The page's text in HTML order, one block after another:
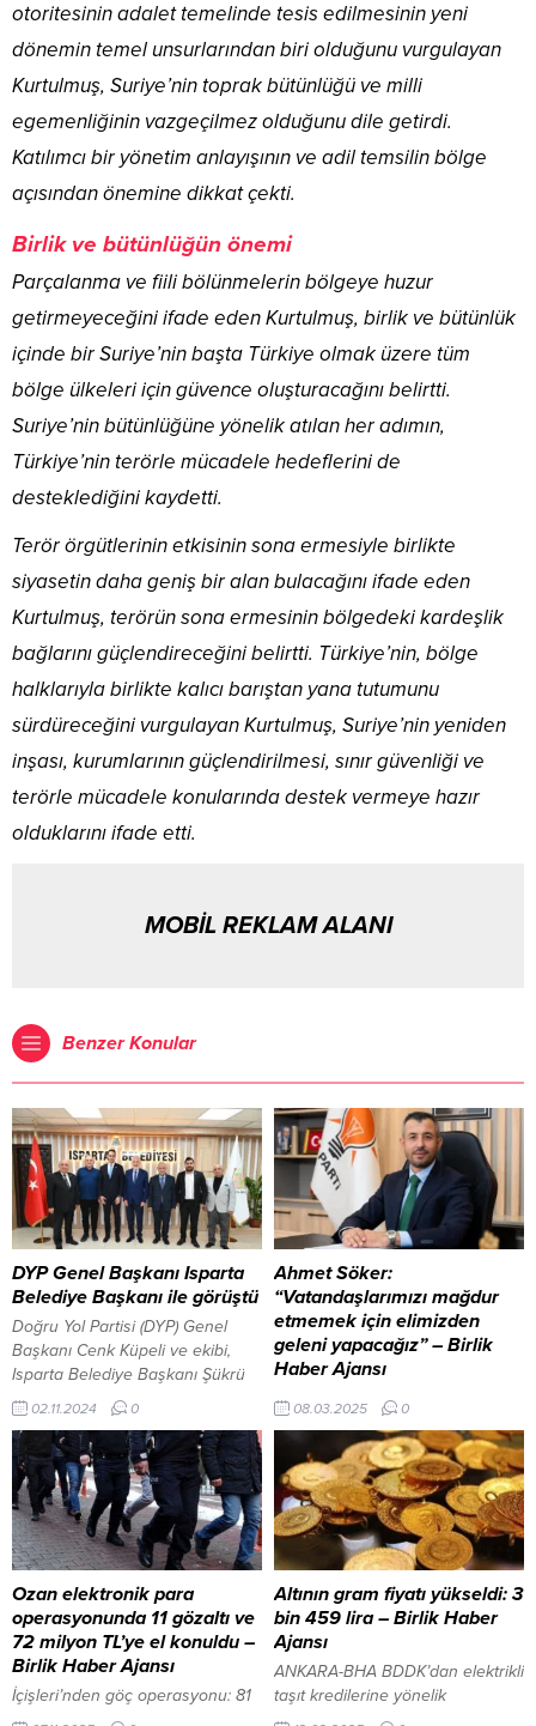
otoritesinin adalet temelinde tesis edilmesinin yeni
dönemin temel unsurlarından biri olduğunu vurgulayan
Kurtulmuş, Suriye’nin toprak bütünlüğü ve milli
egemenliğinin vazgeçilmez olduğunu dile getirdi.
Katılımcı bir yönetim anlayışının ve adil temsilin bölge
açısından önemine dikkat çekti.
Birlik ve bütünlüğün önemi
Parçalanma ve fiili bölünmelerin bölgeye huzur
getirmeyeceğini ifade eden Kurtulmuş, birlik ve bütünlük
içinde bir Suriye’nin başta Türkiye olmak üzere tüm
bölge ülkeleri için güvence oluşturacağını belirtti.
Suriye’nin bütünlüğüne yönelik atılan her adımın,
Türkiye’nin terörle mücadele hedeflerini de
desteklediğini kaydetti.
Terör örgütlerinin etkisinin sona ermesiyle birlikte
siyasetin daha geniş bir alan bulacağını ifade eden
Kurtulmuş, terörün sona ermesinin bölgedeki kardeşlik
bağlarını güçlendireceğini belirtti. Türkiye’nin, bölge
halklarıyla birlikte kalıcı barıştan yana tutumunu
sürdüreceğini vurgulayan Kurtulmuş, Suriye’nin yeniden
inşası, kurumlarının güçlendirilmesi, sınır güvenliği ve
terörle mücadele konularında destek vermeye hazır
olduklarını ifade etti.
MOBİL REKLAM ALANI
Benzer Konular
DYP Genel Başkanı Isparta
Belediye Başkanı ile görüştü
Doğru Yol Partisi (DYP) Genel
Başkanı Cenk Küpeli ve ekibi,
Isparta Belediye Başkanı Şükrü
Başdeğirmen’i ziyaret etti. 2
Kasım 2024, 14:46 yayınlandı
ISPARTA-BHA Doğru Yol Partisi
(DYP) Genel Başkanı Cenk Küpeli
ve ekibi, Isparta Belediye
Başkanı Şükrü Başdeğirmen’e...
02.11.2024 0
Ahmet Söker:
“Vatandaşlarımızı mağdur
etmemek için elimizden
geleni yapacağız” – Birlik
Haber Ajansı
ANTALYA-BHA Antalya’nın Serik
ilçesinde çatlakların artması
sonucu riskli hale gelen bir bina
tahliye edildi. Belediye
ekiplerince mühürlenen binada
yaşayan 9 aile, geceyi dışarıda
geçirme riskiyle karşı karşıya
kaldı. Soğuk hava koşullarında
mağdur olan vatandaşlar, acil
yardım çağrısında bulundu.
Tahliye edilen ailelerin
mağduriyetini gidermek için
devreye giren AK Parti Serik İlçe...
08.03.2025 0
Ozan elektronik para
operasyonunda 11 gözaltı ve
72 milyon TL’ye el konuldu –
Birlik Haber Ajansı
İçişleri’nden göç operasyonu: 81
ilde binlerce kişi denetlendi
Altının gram fiyatı yükseldi: 3
bin 459 lira – Birlik Haber
Ajansı
ANKARA-BHA BDDK’dan elektrikli
taşıt kredilerine yönelik
düzenleme Altının gram fiyatı,